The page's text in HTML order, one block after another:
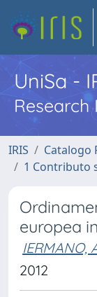
UniSa -
IRIS
Catalogo
1 Contributo
europea
IERMANO,
2012